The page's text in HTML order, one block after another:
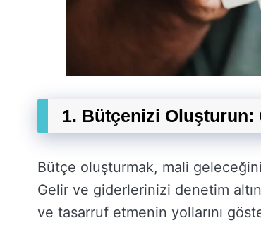
1. Bütçenizi Oluşturun:
Bütçe oluşturmak, mali
Gelir ve giderlerinizi denetim
ve tasarruf etmenin yollarını